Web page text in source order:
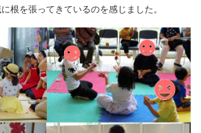
根を張ってきているのを感じました。